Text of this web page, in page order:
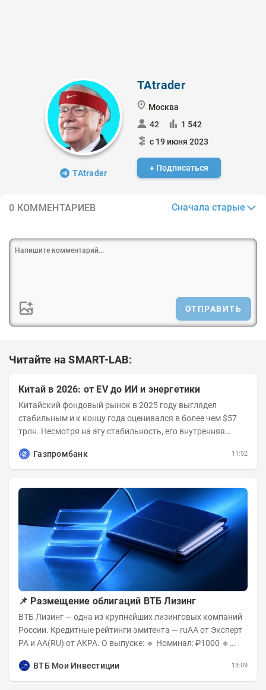
TAtrader
TAtrader
Мoсква
42
1 542
с 19 июня 2023
+ Подписаться
0 КОММЕНТАРИЕВ Сначала старые
ОТПРАВИТЬ
Читайте на SMART-LAB:
Китай в 2026: от EV до ИИ и энергетики
Китайский фондовый рынок в 2025 году выглядел
стабильным и к концу года оценивался в более чем $57
трлн. Несмотря на эту стабильность, его внутренняя
Газпромбанк
11:52
📌 Размещение облигаций ВТБ Лизинг
ВТБ Лизинг — одна из крупнейших лизинговых компаний
России. Кредитные рейтинги эмитента — ruAA от Эксперт
РА и AA(RU) от АКРА. О выпуске: 🔹 Номинал: ₽1000 🔹
ВТБ Мои Инвестиции
13:09